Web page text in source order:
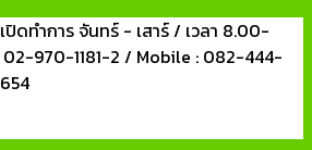
ปิดทำการ จันทร์ - เสาร์ / เวลา 8.00-
02-970-1181-2 / Mobile : 082-444-